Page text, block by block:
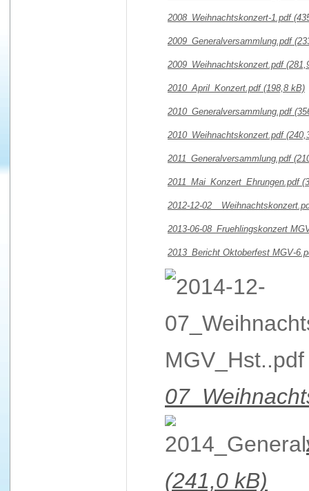
2008_Weihnachtskonzert-1.pdf
2009_Generalversammlung.pdf
2009_Weihnachtskonzert.pdf
2010_April_Konzert.pdf (198,8 kB)
2010_Generalversammlung.pdf
2010_Weihnachtskonzert.pdf
2011_Generalversammlung.pdf
2011_Mai_Konzert_Ehrungen.pdf
2012-12-
2013-06-08_Fruehlingskonzert
2013_Bericht Oktoberfest MGV-
(241,0 kB)